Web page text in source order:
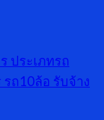
ประเภทรถ
รถ10ล้อ รับจ้าง